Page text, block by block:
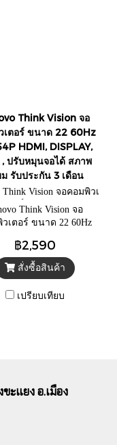
Think Vision จอ
เตอร์ ขนาด 22 60Hz
HDMI, DISPLAY,
, ปรับหมุนจอได้ สภาพ
ม รับประกัน 3 เดือน
Think Vision จอคอมพิวเ
ตอร์ ขนาด 22
Think Vision จอ
เตอร์ ขนาด 22 60Hz
มุนจอได้ สภาพเยี่ยม รับ
ประกัน 3 เดือน
฿2,590
สั่งซื้อสินค้า
เปรียบเทียบ
ะแยง อ.เมือง